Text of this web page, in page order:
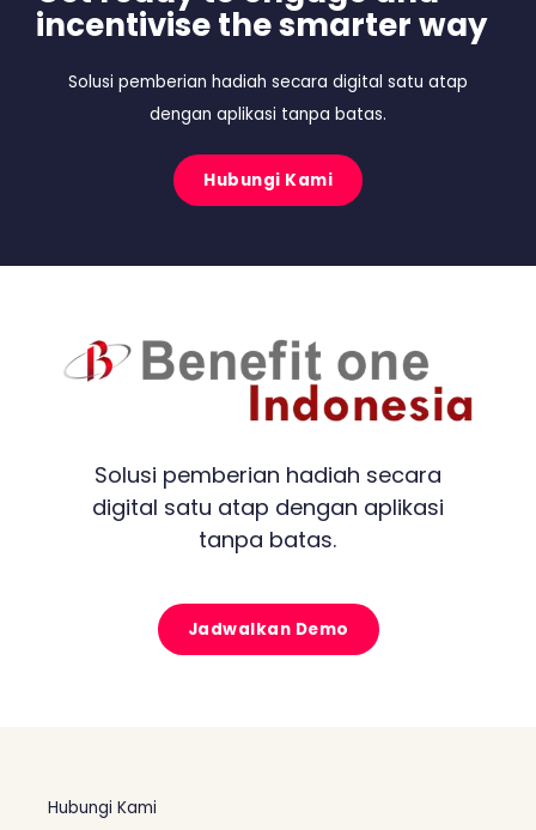
incentivise the smarter way
Solusi pemberian hadiah secara digital satu atap
dengan aplikasi tanpa batas.
Hubungi Kami
Solusi pemberian hadiah secara
digital satu atap dengan aplikasi
tanpa batas.
Jadwalkan Demo
Hubungi Kami